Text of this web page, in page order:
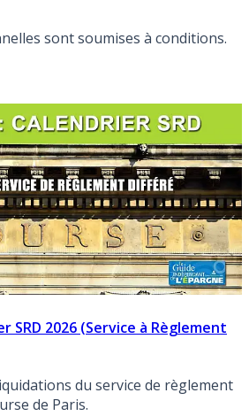
sont soumises à conditions.
SRD 2026 (Service à Règlement
du service de règlement
de Paris.